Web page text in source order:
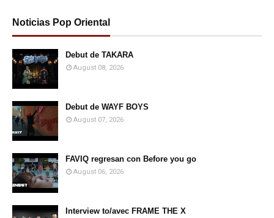
Noticias Pop Oriental
Debut de TAKARA
August 08, 2026
Debut de WAYF BOYS
August 07, 2026
FAVIQ regresan con Before you go
August 06, 2026
Interview to/avec FRAME THE X